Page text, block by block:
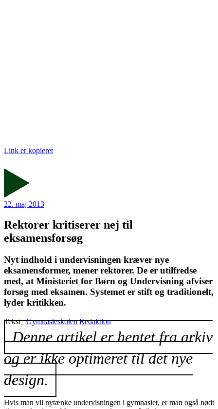
Link er kopieret
22. maj 2013
Rektorer kritiserer nej til
eksamensforsøg
Nyt indhold i undervisningen kræver nye
eksamensformer, mener rektorer. De er utilfredse
med, at Ministeriet for Børn og Undervisning afviser
forsøg med eksamen. Systemet er stift og traditionelt,
lyder kritikken.
Tekst_Gymnasieskolen Redaktion
Denne artikel er hentet fra arkiv
og er ikke optimeret til det nye
design.
Hvis man vil nytænke undervisningen i gymnasiet, er man også nødt